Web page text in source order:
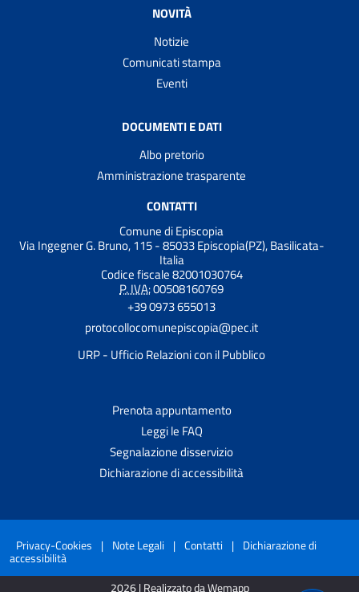
NOVITÀ
Notizie
Comunicati stampa
Eventi
DOCUMENTI E DATI
Albo pretorio
Amministrazione trasparente
CONTATTI
Comune di Episcopia
Via Ingegner G. Bruno, 115 - 85033 Episcopia(PZ), Basilicata-
Italia
Codice fiscale 82001030764
P. IVA:00508160769
+39 0973 655013
protocollocomunepiscopia@pec.it
URP - Ufficio Relazioni con il Pubblico
Prenota appuntamento
Leggi le FAQ
Segnalazione disservizio
Dichiarazione di accessibilità
Privacy-Cookies | Note Legali | Contatti | Dichiarazione di
accessibilità
2026 | Realizzato da Wemapp